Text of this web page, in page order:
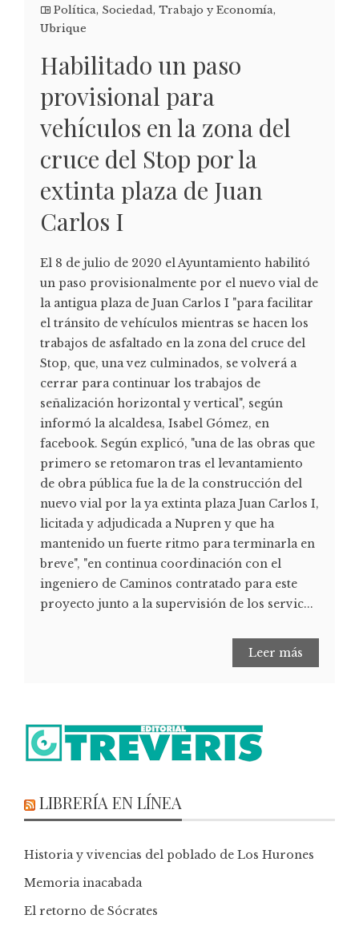
Política, Sociedad, Trabajo y Economía,
Ubrique
Habilitado un paso
provisional para
vehículos en la zona del
cruce del Stop por la
extinta plaza de Juan
Carlos I
El 8 de julio de 2020 el Ayuntamiento habilitó
un paso provisionalmente por el nuevo vial de
la antigua plaza de Juan Carlos I "para facilitar
el tránsito de vehículos mientras se hacen los
trabajos de asfaltado en la zona del cruce del
Stop, que, una vez culminados, se volverá a
cerrar para continuar los trabajos de
señalización horizontal y vertical", según
informó la alcaldesa, Isabel Gómez, en
facebook. Según explicó, "una de las obras que
primero se retomaron tras el levantamiento
de obra pública fue la de la construcción del
nuevo vial por la ya extinta plaza Juan Carlos I,
licitada y adjudicada a Nupren y que ha
mantenido un fuerte ritmo para terminarla en
breve", "en continua coordinación con el
ingeniero de Caminos contratado para este
proyecto junto a la supervisión de los servic...
Leer más
LIBRERÍA EN LÍNEA
Historia y vivencias del poblado de Los Hurones
Memoria inacabada
El retorno de Sócrates